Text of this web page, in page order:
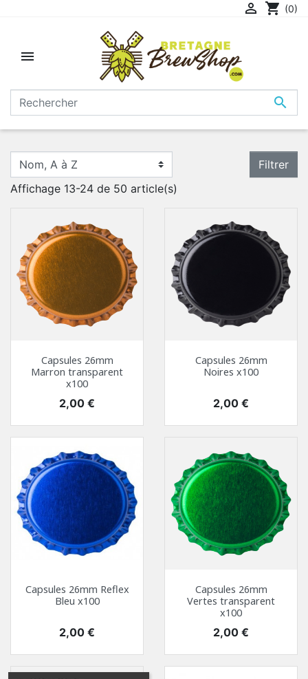
 shopping_cart (0)


Filtrer
Affichage 13-24 de 50 article(s)
Capsules 26mm
Marron transparent
x100
Prix
2,00 €
Capsules 26mm
Noires x100
Prix
2,00 €
Capsules 26mm Reflex
Bleu x100
Prix
2,00 €
Capsules 26mm
Vertes transparent
x100
Prix
2,00 €